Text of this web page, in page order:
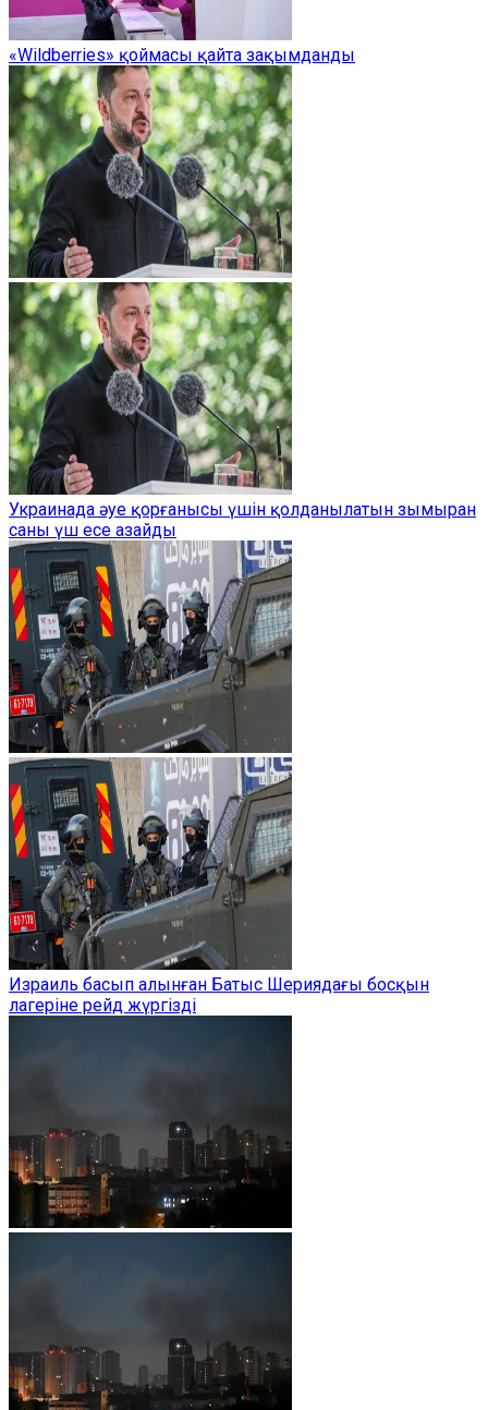
«Wildberries» қоймасы қайта зақымданды
Украинада әуе қорғанысы үшін қолданылатын зымыран
саны үш есе азайды
Израиль басып алынған Батыс Шериядағы босқын
лагеріне рейд жүргізді